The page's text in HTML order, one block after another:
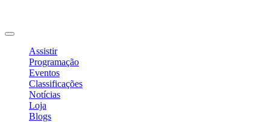
Assistir
Programação
Eventos
Classificações
Notícias
Loja
Blogs